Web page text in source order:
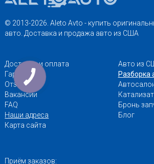
© 2013-2026. Aleto Avto - купить
авто. Доставка и продажа авто из США
Доставка и оплата
Гарантии
Отзывы
Вакансии
FAQ
Наши адреса
Карта сайта
Авто из
Разборка
Бронь
Блог
Приём заказов: